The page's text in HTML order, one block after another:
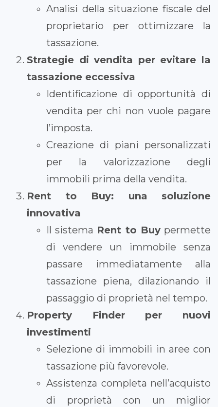
Analisi della situazione fiscale del
proprietario per ottimizzare la
tassazione.
Strategie di vendita per evitare la
tassazione eccessiva
Identificazione di opportunità di
vendita per chi non vuole pagare
l’imposta.
Creazione di piani personalizzati
per la valorizzazione degli
immobili prima della vendita.
Rent to Buy: una soluzione
innovativa
Il sistema Rent to Buypermette
di vendere un immobile senza
passare immediatamente alla
tassazione piena, dilazionando il
passaggio di proprietà nel tempo.
Property Finder per nuovi
investimenti
Selezione di immobili in aree con
tassazione più favorevole.
Assistenza completa nell’acquisto
di proprietà con un miglior